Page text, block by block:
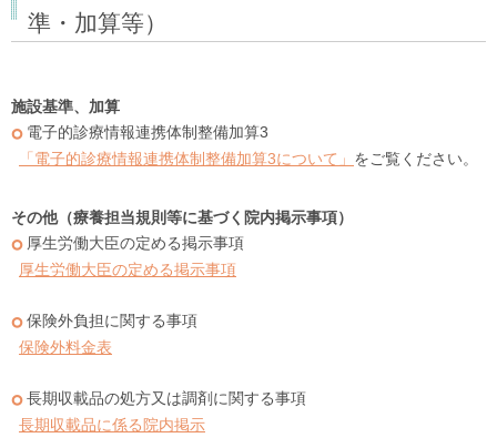
準・加算等）
施設基準、加算
電子的診療情報連携体制整備加算3
「電子的診療情報連携体制整備加算3について」 をご覧ください。
その他（療養担当規則等に基づく院内掲示事項）
厚生労働大臣の定める掲示事項
厚生労働大臣の定める掲示事項
保険外負担に関する事項
保険外料金表
長期収載品の処方又は調剤に関する事項
長期収載品に係る院内掲示